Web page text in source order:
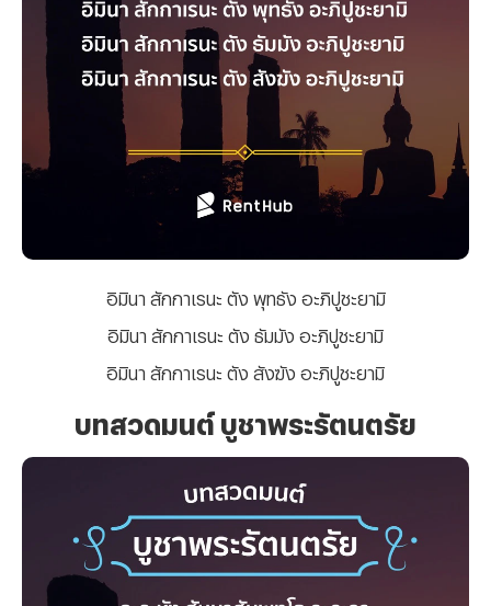
อิมินา สักกาเรนะ ตัง พุทธัง อะภิปูชะยามิ
อิมินา สักกาเรนะ ตัง ธัมมัง อะภิปูชะยามิ
อิมินา สักกาเรนะ ตัง สังฆัง อะภิปูชะยามิ
บทสวดมนต์ บูชาพระรัตนตรัย